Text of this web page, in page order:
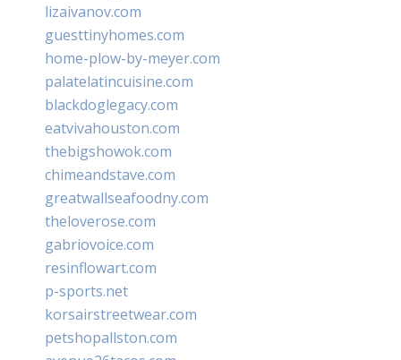
lizaivanov.com
guesttinyhomes.com
home-plow-by-meyer.com
palatelatincuisine.com
blackdoglegacy.com
eatvivahouston.com
thebigshowok.com
chimeandstave.com
greatwallseafoodny.com
theloverose.com
gabriovoice.com
resinflowart.com
p-sports.net
korsairstreetwear.com
petshopallston.com